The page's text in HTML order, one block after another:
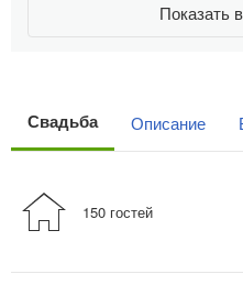
Показать
Свадьба Описание
150 гостей